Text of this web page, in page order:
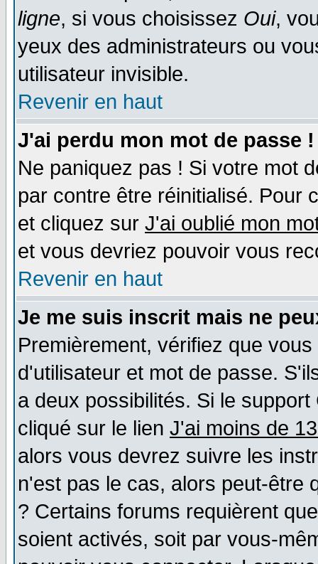
ligne, si vous choisissez Oui,
yeux des administrateurs ou
utilisateur invisible.
Revenir en haut
J'ai perdu mon mot de passe !
Ne paniquez pas ! Si votre mot
par contre être réinitialisé. Pour
et cliquez sur J'ai oublié mon
et vous devriez pouvoir vous
Revenir en haut
Je me suis inscrit mais ne
Premièrement, vérifiez que
d'utilisateur et mot de passe.
a deux possibilités. Si le
cliqué sur le lien J'ai moins de
alors vous devrez suivre les
n'est pas le cas, alors peut-être
? Certains forums requièrent
soient activés, soit par vous-